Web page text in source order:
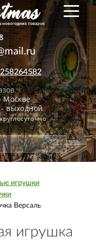
Москве
- выходной
игрушки
Версаль
игрушка